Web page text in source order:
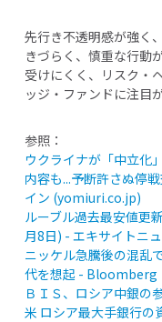
先行き不透明感が強く
きづらく、慎重な行動
受けにくく、リスク・
ッジ・ファンドに注目
参照：
ウクライナが「中立化
内容も...予断許さぬ停
イン (yomiuri.co.jp)
ルーブル過去最安値更新
月8日) - エキサイトニ
ニッケル急騰後の混乱
代を想起 - Bloomberg
ＢＩＳ、ロシア中銀
米 ロシア最大手銀行の